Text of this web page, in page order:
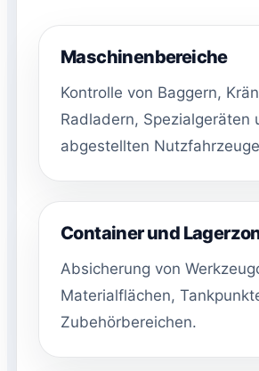
Maschinenbereiche
Kontrolle von Baggern,
Radladern, Spezialgeräten
abgestellten
Container und
Absicherung von
Materialflächen,
Zubehörbereichen.